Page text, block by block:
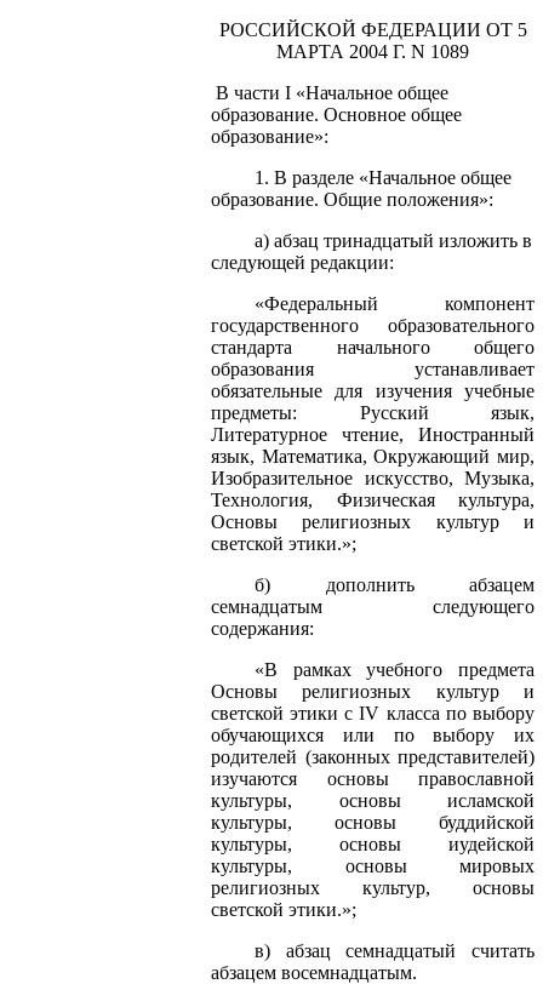
РОССИЙСКОЙ ФЕДЕРАЦИИ ОТ 5
МАРТА 2004 Г. N 1089
В части I «Начальное общее
образование. Основное общее
образование»:
1. В разделе «Начальное общее
образование. Общие положения»:
а) абзац тринадцатый изложить в
следующей редакции:
«Федеральный компонент
государственного образовательного
стандарта начального общего
образования устанавливает
обязательные для изучения учебные
предметы: Русский язык,
Литературное чтение, Иностранный
язык, Математика, Окружающий мир,
Изобразительное искусство, Музыка,
Технология, Физическая культура,
Основы религиозных культур и
светской этики.»;
б) дополнить абзацем
семнадцатым следующего
содержания:
«В рамках учебного предмета
Основы религиозных культур и
светской этики с IV класса по выбору
обучающихся или по выбору их
родителей (законных представителей)
изучаются основы православной
культуры, основы исламской
культуры, основы буддийской
культуры, основы иудейской
культуры, основы мировых
религиозных культур, основы
светской этики.»;
в) абзац семнадцатый считать
абзацем восемнадцатым.